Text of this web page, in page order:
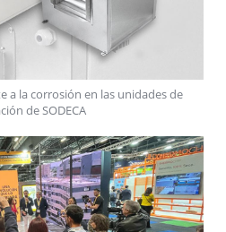
a la corrosión en las unidades de
de SODECA